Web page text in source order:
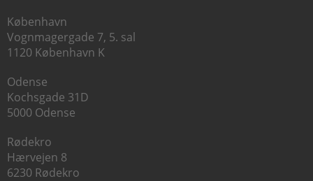
København
Vognmagergade 7, 5. sal
1120 København K
Odense
Kochsgade 31D
5000 Odense
Rødekro
Hærvejen 8
6230 Rødekro